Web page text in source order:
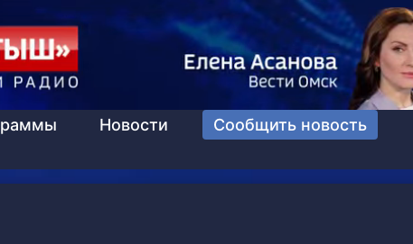
Новости Сообщить новость